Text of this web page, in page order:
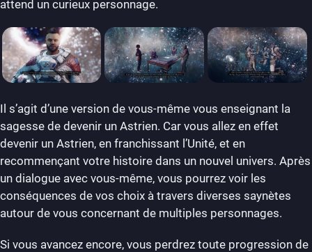
attend un curieux personnage.
Il s’agit d’une version de vous-même vous enseignant la
sagesse de devenir un Astrien. Car vous allez en effet
devenir un Astrien, en franchissant l’Unité, et en
recommençant votre histoire dans un nouvel univers. Après
un dialogue avec vous-même, vous pourrez voir les
conséquences de vos choix à travers diverses saynètes
autour de vous concernant de multiples personnages.
Si vous avancez encore, vous perdrez toute progression de